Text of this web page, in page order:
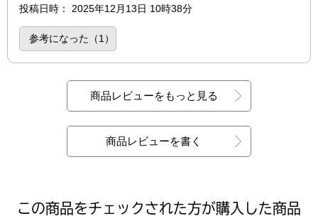
投稿日時 ： 2025年12月13日 10時38分
参考になった（1 ）
商品レビューをもっと見る
商品レビューを書く
この商品をチェックされた方が購入した商品